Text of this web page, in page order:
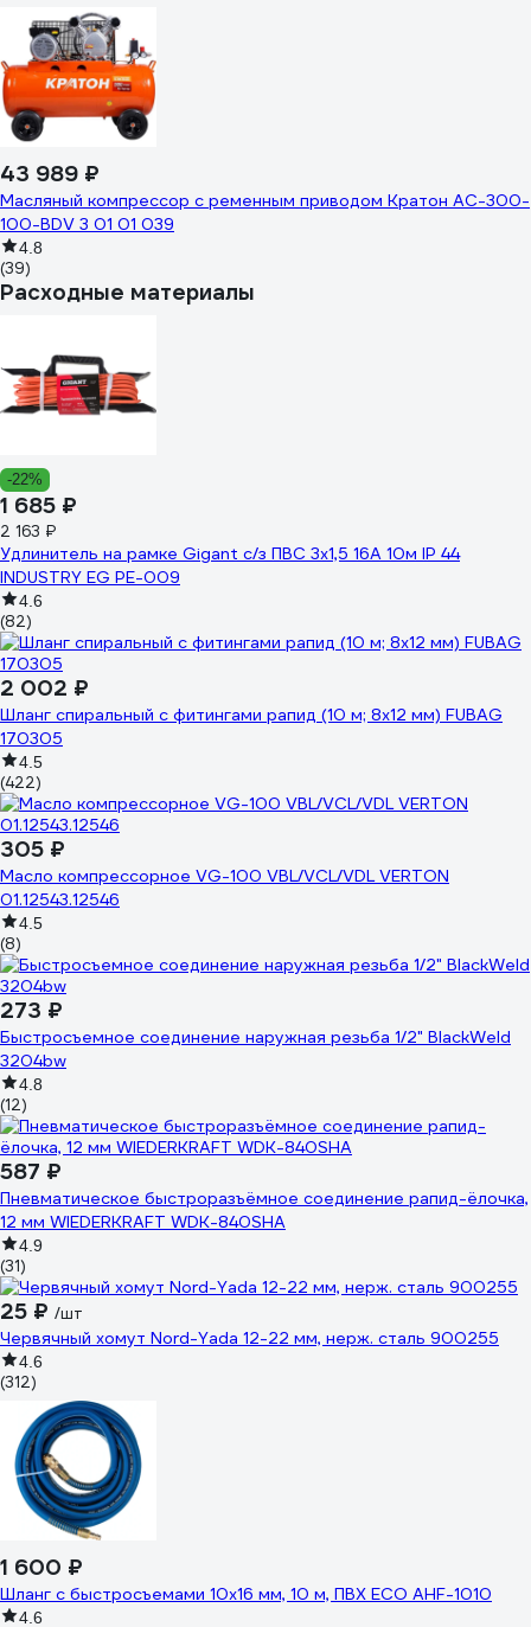
43 989 ₽
Масляный компрессор с ременным приводом Кратон AC-300-
100-BDV 3 01 01 039
4.8
(39)
Расходные материалы
-22%
1 685 ₽
2 163 ₽
Удлинитель на рамке Gigant с/з ПВС 3х1,5 16A 10м IP 44
INDUSTRY EG PE-009
4.6
(82)
2 002 ₽
Шланг спиральный с фитингами рапид (10 м; 8x12 мм) FUBAG
170305
4.5
(422)
305 ₽
Масло компрессорное VG-100 VBL/VCL/VDL VERTON
01.12543.12546
4.5
(8)
273 ₽
Быстросъемное соединение наружная резьба 1/2" BlackWeld
3204bw
4.8
(12)
587 ₽
Пневматическое быстроразъёмное соединение рапид-ёлочка,
12 мм WIEDERKRAFT WDK-840SHA
4.9
(31)
25 ₽ /шт
Червячный хомут Nord-Yada 12-22 мм, нерж. сталь 900255
4.6
(312)
1 600 ₽
Шланг с быстросъемами 10х16 мм, 10 м, ПВХ ECO AHF-1010
4.6